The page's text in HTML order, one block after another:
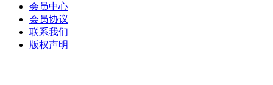
会员中心
会员协议
联系我们
版权声明